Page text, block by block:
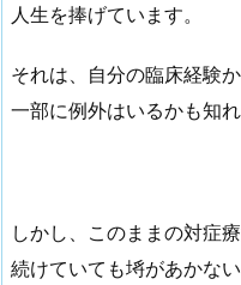
人生を捧げています。
それは、自分の臨床経験か
一部に例外はいるかも知れ
しかし、このままの対症
続けていても埓があかない